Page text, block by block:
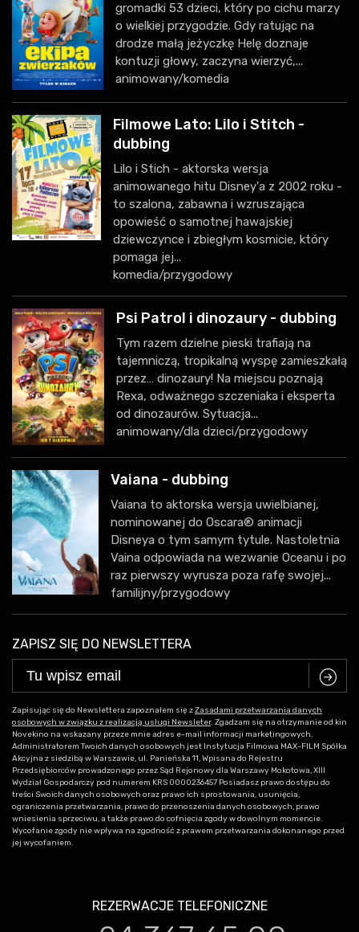
gromadki 53 dzieci, który po cichu marzy
o wielkiej przygodzie. Gdy ratując na
drodze małą jeżyczkę Helę doznaje
kontuzji głowy, zaczyna wierzyć,...
animowany/komedia
Filmowe Lato: Lilo i Stitch -
dubbing
Lilo i Stich - aktorska wersja
animowanego hitu Disney'a z 2002 roku -
to szalona, zabawna i wzruszająca
opowieść o samotnej hawajskiej
dziewczynce i zbiegłym kosmicie, który
pomaga jej...
komedia/przygodowy
Psi Patrol i dinozaury - dubbing
Tym razem dzielne pieski trafiają na
tajemniczą, tropikalną wyspę zamieszkałą
przez… dinozaury! Na miejscu poznają
Rexa, odważnego szczeniaka i eksperta
od dinozaurów. Sytuacja...
animowany/dla dzieci/przygodowy
Vaiana - dubbing
Vaiana to aktorska wersja uwielbianej,
nominowanej do Oscara® animacji
Disneya o tym samym tytule. Nastoletnia
Vaina odpowiada na wezwanie Oceanu i po
raz pierwszy wyrusza poza rafę swojej...
familijny/przygodowy
ZAPISZ SIĘ DO NEWSLETTERA
C
Zapisując się do Newslettera zapoznałem się zZasadami przetwarzania danych
osobowych w związku z realizacją usługi Newsleter. Zgadzam się na otrzymanie od kin
Novekino na wskazany przeze mnie adres e-mail informacji marketingowych.
Administratorem Twoich danych osobowych jest Instytucja Filmowa MAX-FILM Spółka
Akcyjna z siedzibą w Warszawie, ul. Panieńska 11, Wpisana do Rejestru
Przedsiębiorców prowadzonego przez Sąd Rejonowy dla Warszawy Mokotowa, XIII
Wydział Gospodarczy pod numerem KRS 0000236457 Posiadasz prawo dostępu do
treści Swoich danych osobowych oraz prawo ich sprostowania, usunięcia,
ograniczenia przetwarzania, prawo do przenoszenia danych osobowych, prawo
wniesienia sprzeciwu, a także prawo do cofnięcia zgody w dowolnym momencie.
Wycofanie zgody nie wpływa na zgodność z prawem przetwarzania dokonanego przed
jej wycofaniem.
REZERWACJE TELEFONICZNE